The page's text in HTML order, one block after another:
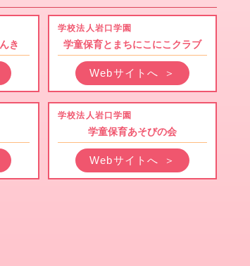
き
学校法人岩口学園
学童保育とまちにこにこクラブ
Webサイトへ ＞
学校法人岩口学園
学童保育あそびの会
Webサイトへ ＞